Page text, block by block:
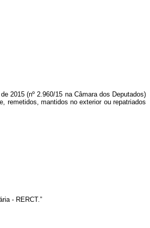
2015 (nº 2.960/15 na Câmara dos Deputados)
remetidos, mantidos no exterior ou repatriados
- RERCT.”